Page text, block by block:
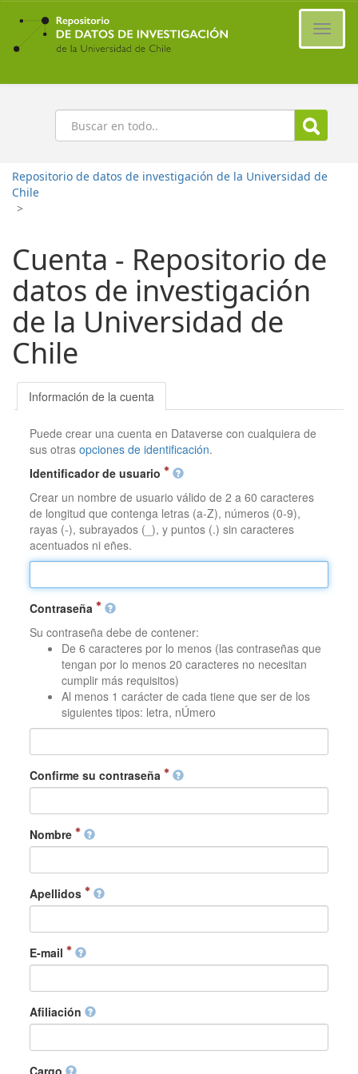
Ir
contenido
principal
Buscar
Repositorio de datos de investigación de la Universidad de
Chile
>
Cuenta - Repositorio de
datos de investigación
de la Universidad de
Chile
Información de la cuenta
Puede crear una cuenta en Dataverse con cualquiera de
sus otrasopciones de identificación.
Identificador de usuario
Crear un nombre de usuario válido de 2 a 60 caracteres
de longitud que contenga letras (a-Z), números (0-9),
rayas (-), subrayados (_), y puntos (.) sin caracteres
acentuados ni eñes.
Contraseña
Su contraseña debe de contener:
De 6 caracteres por lo menos (las contraseñas que
tengan por lo menos 20 caracteres no necesitan
cumplir más requisitos)
Al menos 1 carácter de cada tiene que ser de los
siguientes tipos: letra, nÚmero
Confirme su contraseña
Nombre
Apellidos
E-mail
Afiliación
Cargo